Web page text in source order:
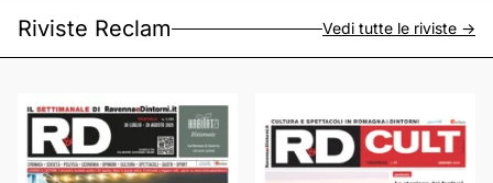
Riviste Reclam Vedi tutte le riviste ->